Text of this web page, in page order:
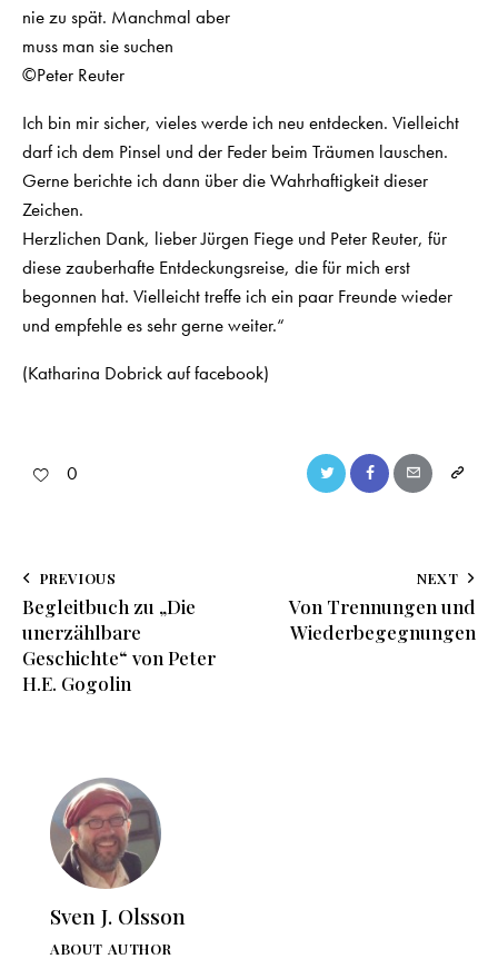
nie zu spät. Manchmal aber
muss man sie suchen
©Peter Reuter
Ich bin mir sicher, vieles werde ich neu entdecken. Vielleicht
darf ich dem Pinsel und der Feder beim Träumen lauschen.
Gerne berichte ich dann über die Wahrhaftigkeit dieser
Zeichen.
Herzlichen Dank, lieber Jürgen Fiege und Peter Reuter, für
diese zauberhafte Entdeckungsreise, die für mich erst
begonnen hat. Vielleicht treffe ich ein paar Freunde wieder
und empfehle es sehr gerne weiter.“
(Katharina Dobrick auf facebook)
0
PREVIOUS
Begleitbuch zu „Die
unerzählbare
Geschichte“ von Peter
H.E. Gogolin
NEXT
Von Trennungen und
Wiederbegegnungen
Sven J. Olsson
ABOUT AUTHOR